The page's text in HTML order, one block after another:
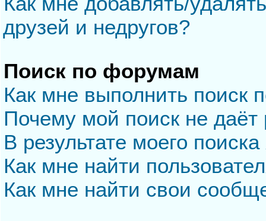
друзей и недругов?
Поиск по форумам
Как мне выполнить
Почему мой поиск не даёт
В результате моего
Как мне найти
Как мне найти свои